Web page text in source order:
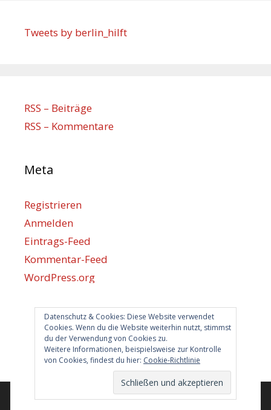
Datenschutz & Cookies: Diese Website verwendet
Cookies. Wenn du die Website weiterhin nutzt, stimmst
du der Verwendung von Cookies zu.
Weitere Informationen, beispielsweise zur Kontrolle
von Cookies, findest du hier: Cookie-Richtlinie
Tweets by berlin_hilft
RSS – Beiträge
RSS – Kommentare
Meta
Registrieren
Anmelden
Eintrags-Feed
Kommentar-Feed
WordPress.org
Berlin hilft
info@berlin-hilft.com
© 2026 Berlin hilft!• Erstellt mitGeneratePress